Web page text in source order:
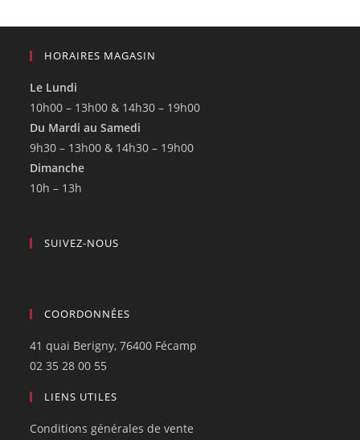
HORAIRES MAGASIN
Le Lundi
10h00 – 13h00 & 14h30 – 19h00
Du Mardi au Samedi
9h30 – 13h00 & 14h30 – 19h00
Dimanche
10h – 13h
SUIVEZ-NOUS
COORDONNÉES
41 quai Berigny, 76400 Fécamp
02 35 28 00 55
LIENS UTILES
Conditions générales de vente